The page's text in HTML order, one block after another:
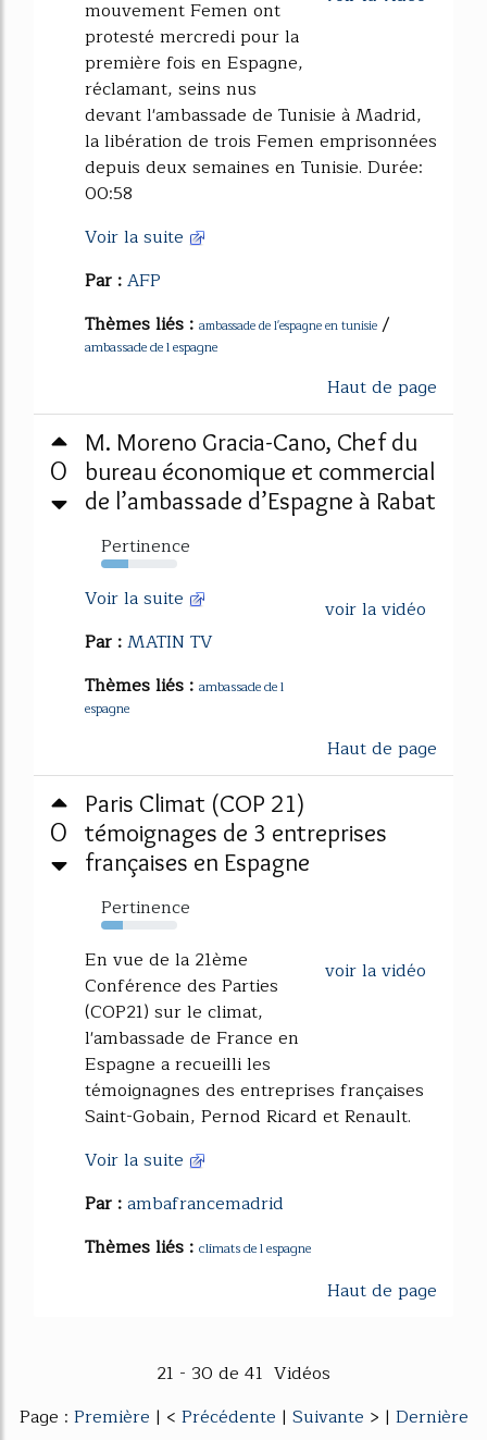
mouvement Femen ont
protesté mercredi pour la
première fois en Espagne,
réclamant, seins nus
devant l'ambassade de Tunisie à Madrid,
la libération de trois Femen emprisonnées
depuis deux semaines en Tunisie. Durée:
00:58
Voir la suite
Par :AFP
Thèmes liés : ambassade de l'espagne en tunisie /
ambassade de l espagne
Haut de page
0
M. Moreno Gracia-Cano, Chef du
bureau économique et commercial
de l’ambassade d’Espagne à Rabat
Pertinence
36%
voir la vidéo
Voir la suite
Par :MATIN TV
Thèmes liés : ambassade de l
espagne
Haut de page
0
Paris Climat (COP 21)
témoignages de 3 entreprises
françaises en Espagne
Pertinence
29%
voir la vidéo
En vue de la 21ème
Conférence des Parties
(COP21) sur le climat,
l'ambassade de France en
Espagne a recueilli les
témoignagnes des entreprises françaises
Saint-Gobain, Pernod Ricard et Renault.
Voir la suite
Par :ambafrancemadrid
Thèmes liés : climats de l espagne
Haut de page
21 - 30 de 41 Vidéos
Page : Première | < Précédente | Suivante > | Dernière